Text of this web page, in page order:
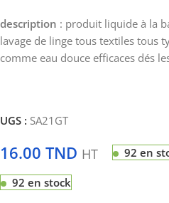
description : produit liquide à la
lavage de linge tous textiles tous
comme eau douce efficaces dés
UGS : SA21GT
16.00 TND HT 92 en
92 en stock